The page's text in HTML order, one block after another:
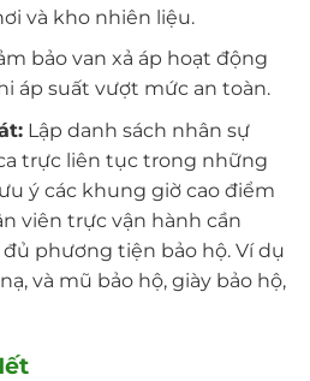
và kho nhiên liệu.
bảo van xả áp hoạt động
áp suất vượt mức an toàn.
Lập danh sách nhân sự
trực liên tục trong những
ý các khung giờ cao điểm
viên trực vận hành cần
phương tiện bảo hộ. Ví dụ
và mũ bảo hộ, giày bảo hộ,